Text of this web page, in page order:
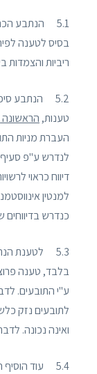
5.1 הנתבע
בסיס לטענה
ריביות והצמדות
5.2 הנתבע
טענות, הראשונה
לנדרש ע"פ סעיף 104לפקודת מס הכנסה.
דיווח כראוי
כנדרש
5.3 לטענת
בלבד, טענה
ע"י התובעים.
לתובעים נזק
ואינה נכונה.
5.4 עוד הוסיף הנתבע וטען כי אין ולא קיים כל